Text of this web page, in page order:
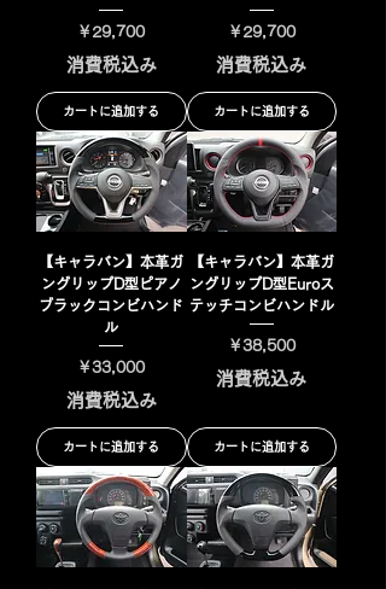
価格
￥29,700
消費税込み
カートに追加する
価格
￥29,700
消費税込み
カートに追加する
【キャラバン】本革ガ
ングリップD型ピアノ
ブラックコンビハンド
ル
価格
￥33,000
消費税込み
カートに追加する
【キャラバン】本革ガ
ングリップD型Euroス
テッチコンビハンドル
価格
￥38,500
消費税込み
カートに追加する